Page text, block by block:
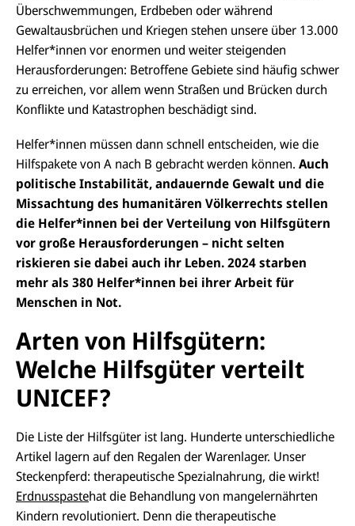
Überschwemmungen, Erdbeben oder während
Gewaltausbrüchen und Kriegen stehen unsere über 13.000
Helfer*innen vor enormen und weiter steigenden
Herausforderungen: Betroffene Gebiete sind häufig schwer
zu erreichen, vor allem wenn Straßen und Brücken durch
Konflikte und Katastrophen beschädigt sind.
Helfer*innen müssen dann schnell entscheiden, wie die
Hilfspakete von A nach B gebracht werden können. Auch
politische Instabilität, andauernde Gewalt und die
Missachtung des humanitären Völkerrechts stellen
die Helfer*innen bei der Verteilung von Hilfsgütern
vor große Herausforderungen – nicht selten
riskieren sie dabei auch ihr Leben. 2024 starben
mehr als 380 Helfer*innen bei ihrer Arbeit für
Menschen in Not.
Arten von Hilfsgütern:
Welche Hilfsgüter verteilt
UNICEF?
Die Liste der Hilfsgüter ist lang. Hunderte unterschiedliche
Artikel lagern auf den Regalen der Warenlager. Unser
Steckenpferd: therapeutische Spezialnahrung, die wirkt!
Erdnusspastehat die Behandlung von mangelernährten
Kindern revolutioniert. Denn die therapeutische